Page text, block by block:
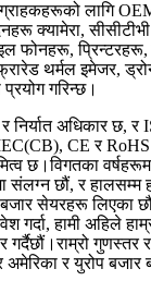
लागि
क्यामेरा,
फोनहरू,
थर्मल इमेजर,
गरिन्छ।
निर्यात अधिकार छ, र
CE र RoHS
छ।विगतका
संलग्न छौं, र हालसम्म
बजार सेयरहरू लिएका
गर्दा, हामी अहिले
गुणस्तर
र युरोप बजार